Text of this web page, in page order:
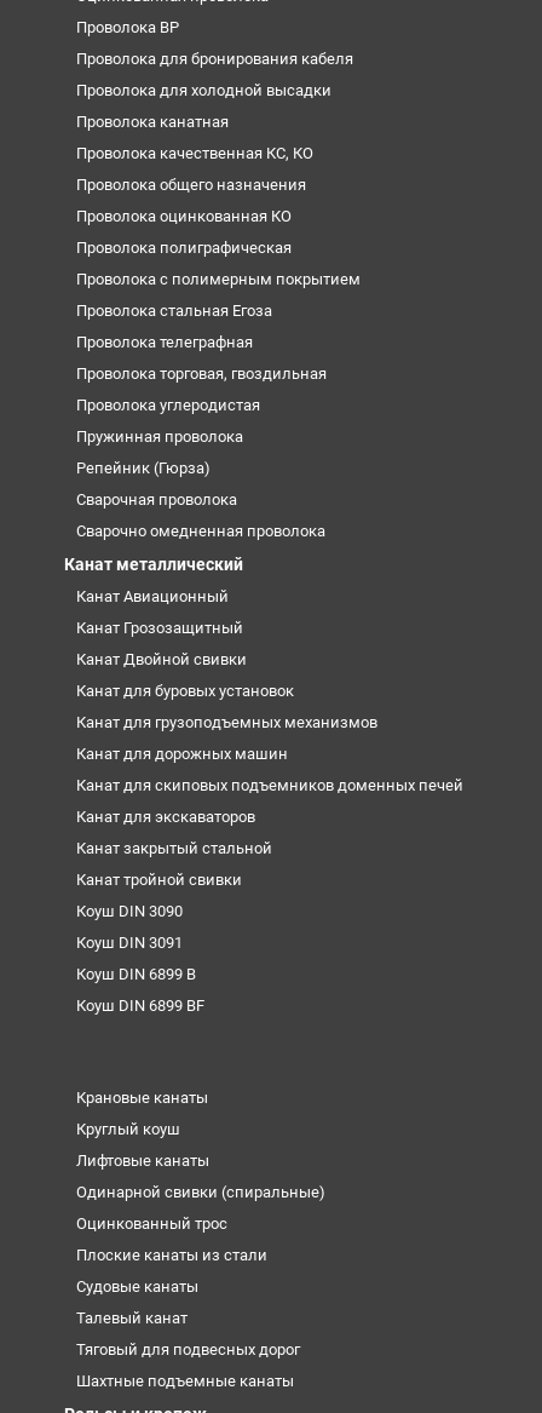
Проволока ВР
Проволока для бронирования кабеля
Проволока для холодной высадки
Проволока канатная
Проволока качественная КС, КО
Проволока общего назначения
Проволока оцинкованная КО
Проволока полиграфическая
Проволока с полимерным покрытием
Проволока стальная Егоза
Проволока телеграфная
Проволока торговая, гвоздильная
Проволока углеродистая
Пружинная проволока
Репейник (Гюрза)
Сварочная проволока
Сварочно омедненная проволока
Канат металлический
Канат Авиационный
Канат Грозозащитный
Канат Двойной свивки
Канат для буровых установок
Канат для грузоподъемных механизмов
Канат для дорожных машин
Канат для скиповых подъемников доменных печей
Канат для экскаваторов
Канат закрытый стальной
Канат тройной свивки
Коуш DIN 3090
Коуш DIN 3091
Коуш DIN 6899 B
Коуш DIN 6899 BF
Крановые канаты
Круглый коуш
Лифтовые канаты
Одинарной свивки (спиральные)
Оцинкованный трос
Плоские канаты из стали
Судовые канаты
Талевый канат
Тяговый для подвесных дорог
Шахтные подъемные канаты